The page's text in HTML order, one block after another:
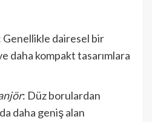
Genellikle dairesel bir
daha kompakt tasarımlara
: Düz borulardan
daha geniş alan